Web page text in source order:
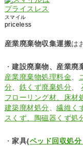
スマイル
priceless
産業廃棄物収集運搬は
・建設廃棄物、産業廃
産業廃棄物処理料金、
分、 鉄くず廃棄処分、
フローリング材、床材
建築廃材処分、繊維く
スくず、陶磁器くず処
・家具(ベッド回収処